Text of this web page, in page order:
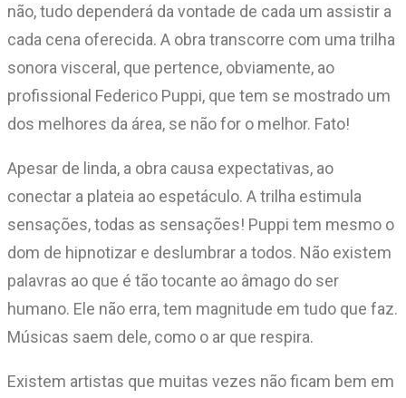
não, tudo dependerá da vontade de cada um assistir a
cada cena oferecida. A obra transcorre com uma trilha
sonora visceral, que pertence, obviamente, ao
profissional Federico Puppi, que tem se mostrado um
dos melhores da área, se não for o melhor. Fato!
Apesar de linda, a obra causa expectativas, ao
conectar a plateia ao espetáculo. A trilha estimula
sensações, todas as sensações! Puppi tem mesmo o
dom de hipnotizar e deslumbrar a todos. Não existem
palavras ao que é tão tocante ao âmago do ser
humano. Ele não erra, tem magnitude em tudo que faz.
Músicas saem dele, como o ar que respira.
Existem artistas que muitas vezes não ficam bem em